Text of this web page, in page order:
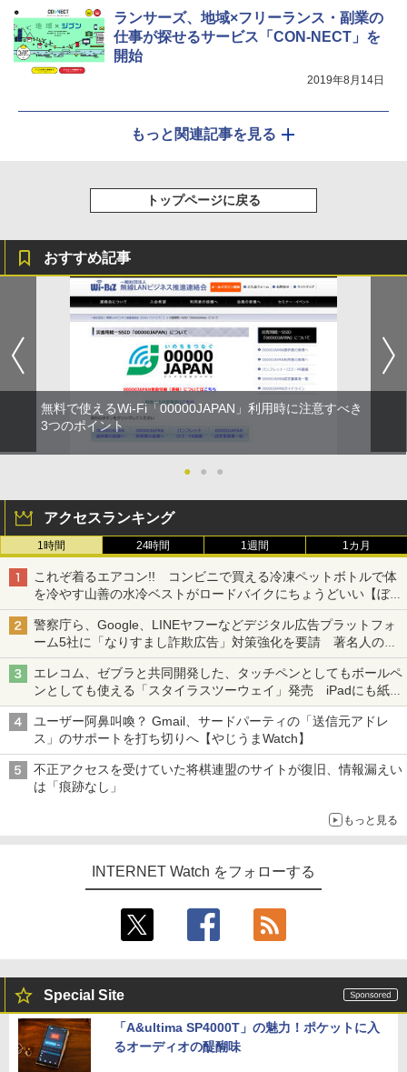
ランサーズ、地域×フリーランス・副業の
仕事が探せるサービス「CON-NECT」を
開始
2019年8月14日
もっと関連記事を見る
トップページに戻る
おすすめ記事
無料で使えるWi-Fi「00000JAPAN」利用時に注意すべき
3つのポイント
● ● ●
アクセスランキング
1時間 24時間 1週間 1カ月
これぞ着るエアコン!! コンビニで買える冷凍ペットボトルで体
を冷やす山善の水冷ベストがロードバイクにちょうどいい【ぼっ
ち・ざ・ろーど！その14】【空いた時間でなにしてる？】
警察庁ら、Google、LINEヤフーなどデジタル広告プラットフォ
ーム5社に「なりすまし詐欺広告」対策強化を要請 著名人の写
真や映像を使った投資詐欺などへの対策として
エレコム、ゼブラと共同開発した、タッチペンとしてもボールペ
ンとしても使える「スタイラスツーウェイ」発売 iPadにも紙に
も、持ち替えずに書き込める
ユーザー阿鼻叫喚？ Gmail、サードパーティの「送信元アドレ
ス」のサポートを打ち切りへ【やじうまWatch】
不正アクセスを受けていた将棋連盟のサイトが復旧、情報漏えい
は「痕跡なし」
もっと見る
INTERNET Watch をフォローする
Special Site
「A&ultima SP4000T」の魅力！ポケットに入
るオーディオの醍醐味